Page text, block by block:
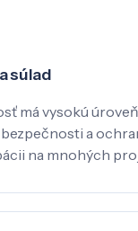
súlad
má vysokú
a
na mnohých